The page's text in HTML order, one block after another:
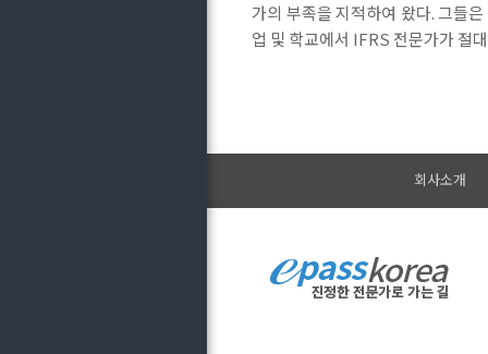
가의 부족을 지적하여 왔다. 그들
업 및 학교에서 IFRS 전문가가 절
회사소개